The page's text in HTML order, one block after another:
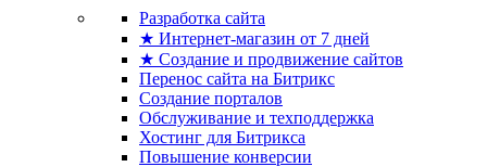
Разработка сайта
★ Интернет-магазин от 7 дней
★ Создание и продвижение сайтов
Перенос сайта на Битрикс
Создание порталов
Обслуживание и техподдержка
Хостинг для Битрикса
Повышение конверсии